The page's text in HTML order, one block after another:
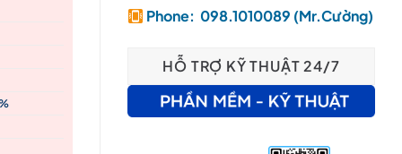
Phone: 098.1010089 (Mr.Cường)
HỖ TRỢ KỸ THUẬT 24/7